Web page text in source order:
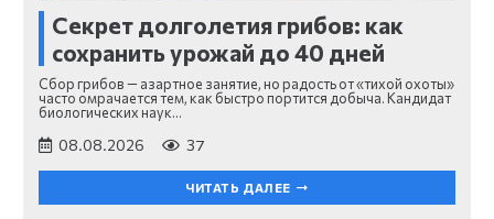
Секрет долголетия грибов: как
сохранить урожай до 40 дней
Сбор грибов — азартное занятие, но радость от «тихой охоты»
часто омрачается тем, как быстро портится добыча. Кандидат
биологических наук…
08.08.2026 37
ЧИТАТЬ ДАЛЕЕ